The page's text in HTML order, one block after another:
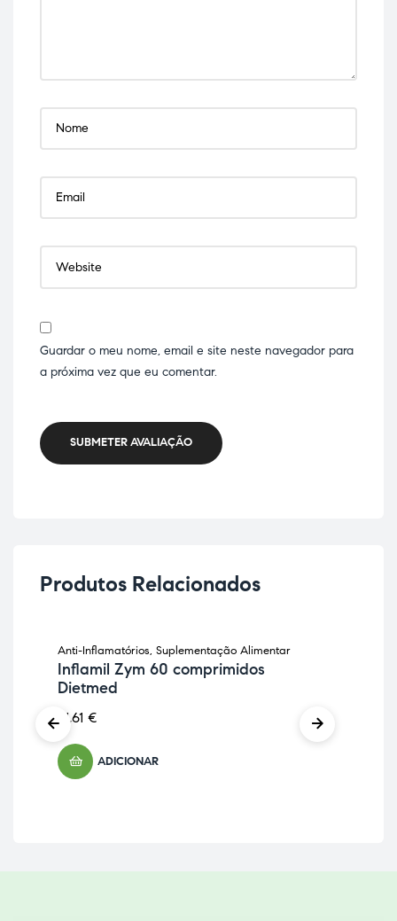
Guardar o meu nome, email e site neste navegador para
a próxima vez que eu comentar.
SUBMETER AVALIAÇÃO
Produtos Relacionados
Anti-Inflamatórios, Suplementação Alimentar
Inflamil Zym 60 comprimidos
Dietmed
21,61 €
ADICIONAR